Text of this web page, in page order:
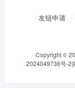
友链申请
Copyright ©
2024049736号-2|